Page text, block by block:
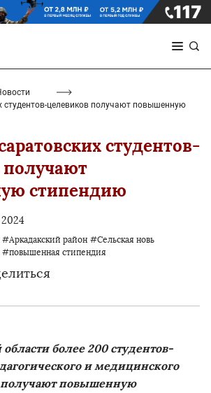
студентов-целевиков получают повышенную
студентов-
получают
стипендию
#Аркадакский район #Сельская новь
#повышенная стипендия
области более 200 студентов-
и медицинского
повышенную